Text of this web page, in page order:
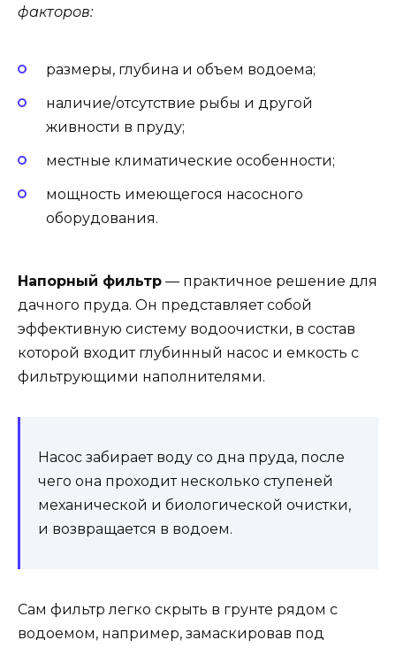
факторов:
размеры, глубина и объем водоема;
наличие/отсутствие рыбы и другой
живности в пруду;
местные климатические особенности;
мощность имеющегося насосного
оборудования.
Напорный фильтр — практичное решение для
дачного пруда. Он представляет собой
эффективную систему водоочистки, в состав
которой входит глубинный насос и емкость с
фильтрующими наполнителями.
Насос забирает воду со дна пруда, после
чего она проходит несколько ступеней
механической и биологической очистки,
и возвращается в водоем.
Сам фильтр легко скрыть в грунте рядом с
водоемом, например, замаскировав под